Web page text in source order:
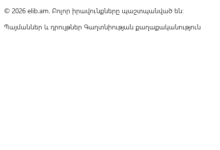
© 2026 elib.am. Բոլոր իրավունքները պաշտպանված են:
Պայմաններ և դրույթներ Գաղտնիության քաղաքականություն